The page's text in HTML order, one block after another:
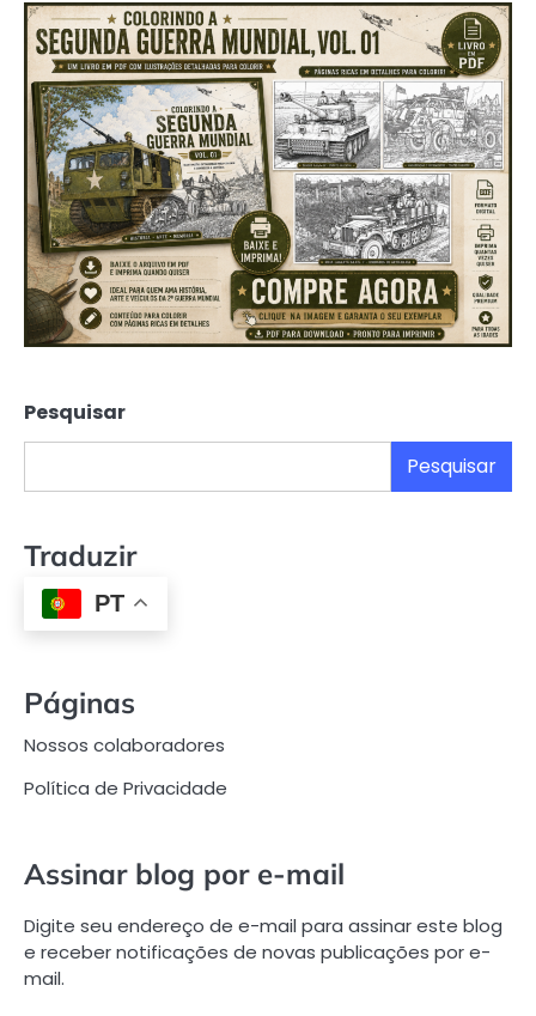
Pesquisar
Pesquisar
Traduzir
PT
Páginas
Nossos colaboradores
Política de Privacidade
Assinar blog por e-mail
Digite seu endereço de e-mail para assinar este blog
e receber notificações de novas publicações por e-
mail.